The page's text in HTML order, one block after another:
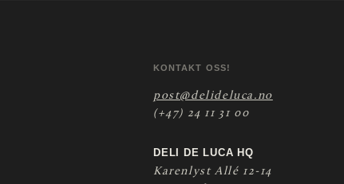
KONTAKT OSS!
post@delideluca.no
(+47) 24 11 31 00
DELI DE LUCA HQ
Karenlyst Allé 12-14